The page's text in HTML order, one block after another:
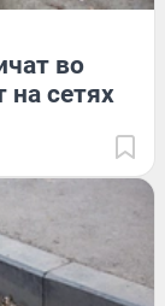
во
на сетях